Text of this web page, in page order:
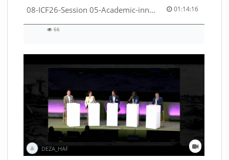
08-ICF26-Session 05-Academic-innovation-meets-international-cooperation-53529531670001791 01:14:16
01:14:16 duration
66
DEZA_HAF